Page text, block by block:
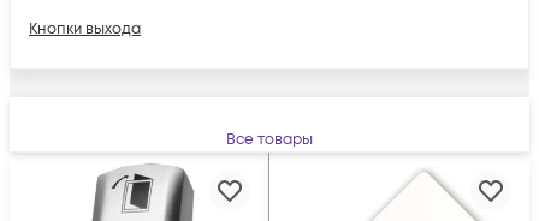
Кнопки выхода
Все товары